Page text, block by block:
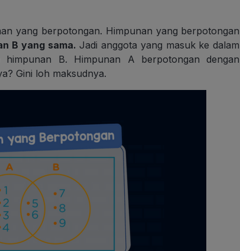
yang berpotongan. Himpunan yang berpotongan
B yang sama. Jadi anggota yang masuk ke dalam
B. Himpunan A berpotongan dengan
Gini loh maksudnya.